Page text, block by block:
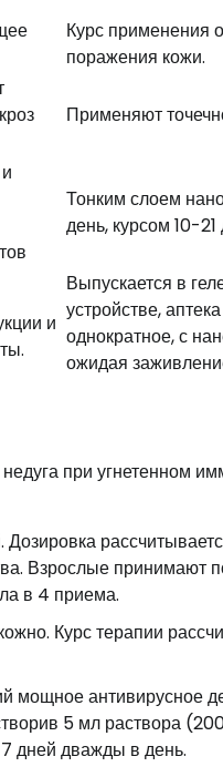
Курс применения
поражения кожи.
Применяют
Тонким слоем
день, курсом 10-21
и
Выпускается в
устройстве,
однократное, с
ожидая
при угнетенном
Взрослые принимают
в 4 приема.
Курс терапии
антивирусное
5 мл раствора
дней дважды в день.